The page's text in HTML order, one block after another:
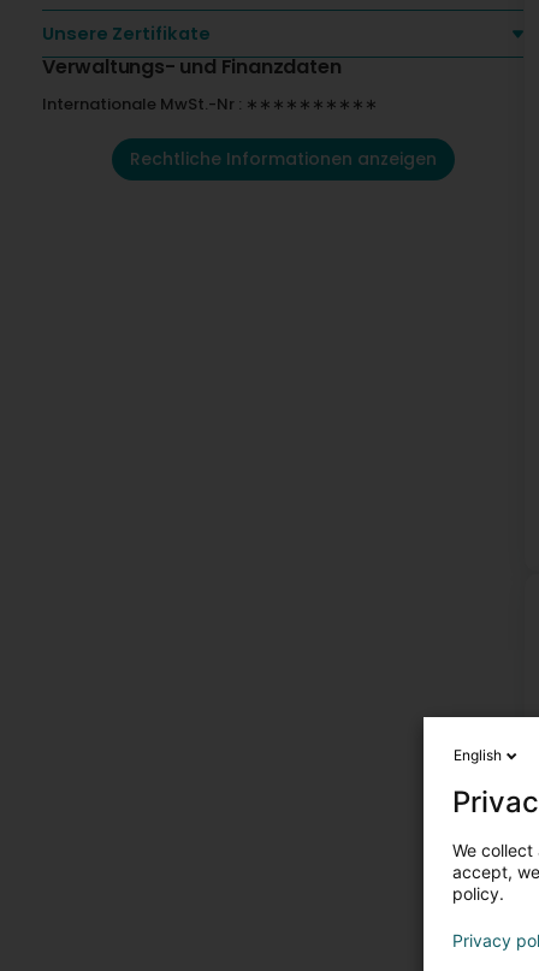
Unsere Zertifikate
Verwaltungs- und Finanzdaten
Internationale MwSt.-Nr : ∗∗∗∗∗∗∗∗∗∗
Rechtliche Informationen anzeigen
English
We
accept,
policy.
Privacy